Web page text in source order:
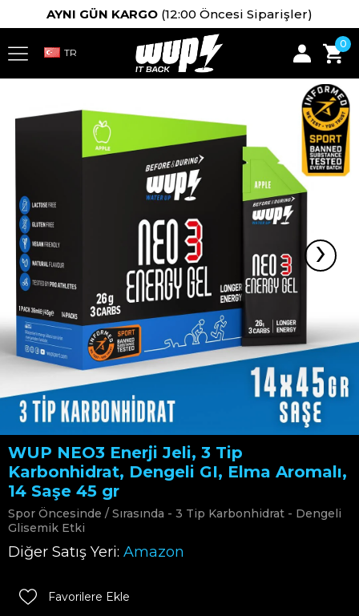
AYNI GÜN KARGO (12:00 Öncesi Siparişler)
0
›
WUP NEO3 Enerji Jeli, 3 Tip
Karbonhidrat, Dengeli GI, Elma Aromalı,
14 Saşe 45 gr
Spor Öncesinde / Sırasında - 3 Tip Karbonhidrat - Dengeli
Glisemik Etki
Diğer Satış Yeri: Amazon
Favorilere Ekle